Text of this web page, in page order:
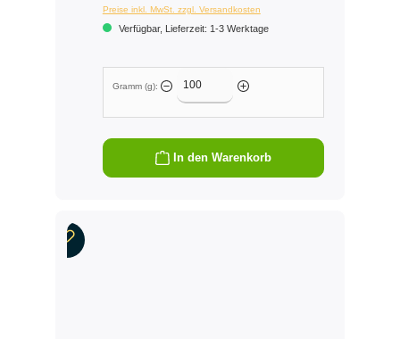
Preise inkl. MwSt. zzgl. Versandkosten
Verfügbar, Lieferzeit: 1-3 Werktage
Gramm (g):
In den Warenkorb